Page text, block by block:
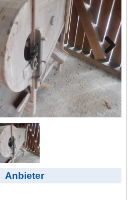
Next
Anbieter